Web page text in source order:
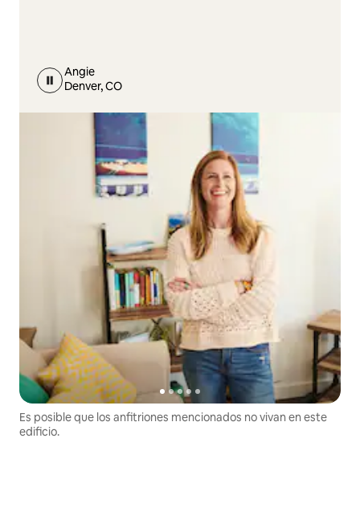
Angie
Denver, CO
Es posible que los anfitriones mencionados no vivan en este
edificio.